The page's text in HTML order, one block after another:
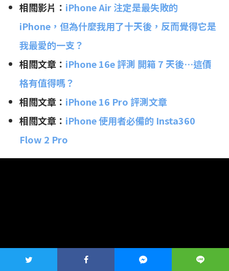
相關影片： iPhone Air 注定是最失敗的
iPhone，但為什麼我用了十天後，反而覺得它是
我最愛的一支？
相關文章： iPhone 16e 評測 開箱 7 天後…這價
格有值得嗎？
相關文章： iPhone 16 Pro 評測文章
相關文章： iPhone 使用者必備的 Insta360
Flow 2 Pro